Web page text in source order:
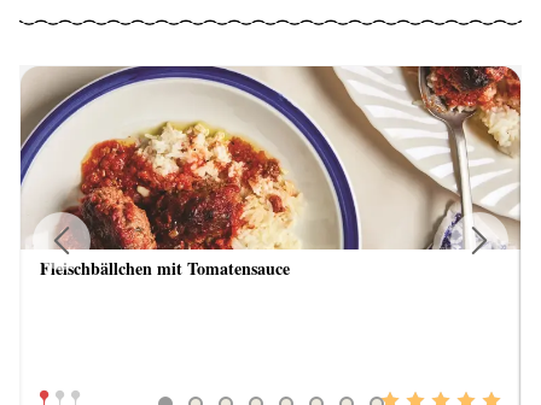
Fleischbällchen mit Tomatensauce
Previous